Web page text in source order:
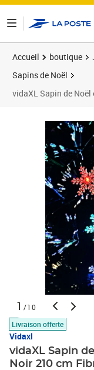
Accueil boutique
Sapins de Noël
vidaXL Sapin de
1 /10
Livraison offerte
Vidaxl
vidaXL Sapin
Noir 210 cm